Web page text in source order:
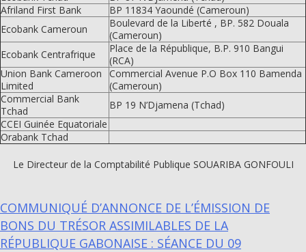
Afriland First Bank
BP 11834 Yaoundé (Cameroun)
Ecobank Cameroun
Boulevard de la Liberté , BP. 582 Douala
(Cameroun)
Ecobank Centrafrique
Place de la République, B.P. 910 Bangui
(RCA)
Union Bank Cameroon
Limited
Commercial Avenue P.O Box 110 Bamenda
(Cameroun)
Commercial Bank
Tchad
BP 19 N’Djamena (Tchad)
CCEI Guinée Equatoriale
Orabank Tchad
Le Directeur de la Comptabilité Publique SOUARIBA GONFOULI
COMMUNIQUÉ D’ANNONCE DE L’ÉMISSION DE
BONS DU TRÉSOR ASSIMILABLES DE LA
RÉPUBLIQUE GABONAISE : SÉANCE DU 09